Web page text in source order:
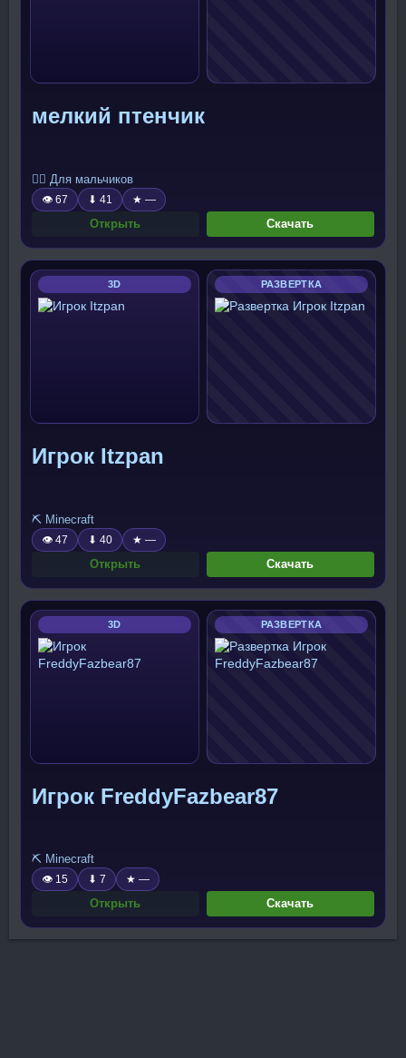
мелкий птенчик
🧍‍♂️ Для мальчиков
👁 67 ⬇ 41 ★ —
Открыть Скачать
3D РАЗВЕРТКА
Игрок Itzpan
⛏️ Minecraft
👁 47 ⬇ 40 ★ —
Открыть Скачать
3D РАЗВЕРТКА
Игрок FreddyFazbear87
⛏️ Minecraft
👁 15 ⬇ 7 ★ —
Открыть Скачать